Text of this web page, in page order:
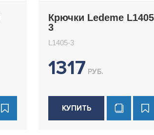
Крючки Ledeme
3
L1405-3
1317 РУБ.
КУПИТЬ